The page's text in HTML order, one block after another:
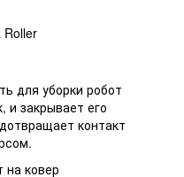
для уборки робот
и закрывает его
контакт